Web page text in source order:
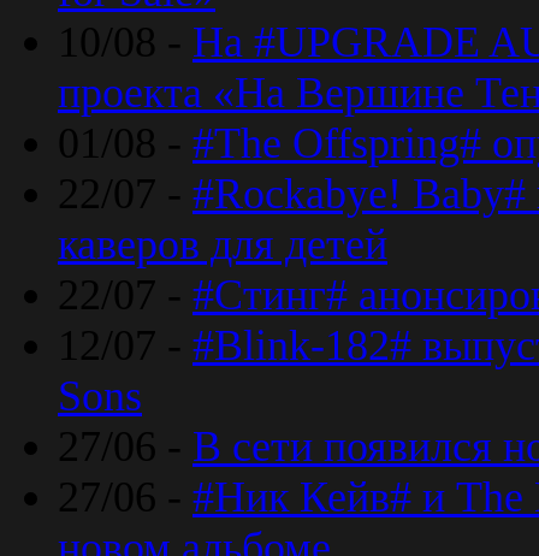
10/08 - На #UPGRADE
проекта «На Вершине
01/08 - #The Offspring#
22/07 - #Rockabye!
каверов для детей
22/07 - #Стинг#
12/07 - #Blink-182#
Sons
27/06 - В сети появился
27/06 - #Ник Кейв# и The